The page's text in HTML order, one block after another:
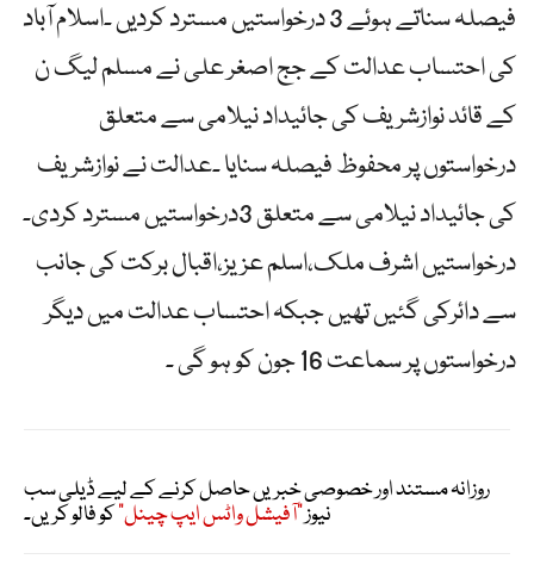
فیصلہ سناتے ہوئے 3 درخواستیں مسترد کردیں ۔اسلام آباد
کی احتساب عدالت کے جج اصغر علی نے مسلم لیگ ن
کے قائد نوازشریف کی جائیداد نیلامی سے متعلق
درخواستوں پر محفوظ فیصلہ سنایا ۔عدالت نے نوازشریف
کی جائیداد نیلامی سے متعلق 3درخواستیں مسترد کردی۔
درخواستیں اشرف ملک،اسلم عزیز،اقبال برکت کی جانب
سے دائرکی گئیں تھیں جبکہ احتساب عدالت میں دیگر
درخواستوں پر سماعت 16 جون کو ہو گی ۔
روزانہ مستند اور خصوصی خبریں حاصل کرنے کے لیے ڈیلی سب
نیوز"آفیشل واٹس ایپ چینل"کو فالو کریں۔